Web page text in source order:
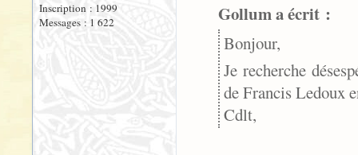
Inscription : 1999
Messages : 1 622
Gollum a écrit :
Bonjour,
Je recherche
de Francis Ledoux
Cdlt,